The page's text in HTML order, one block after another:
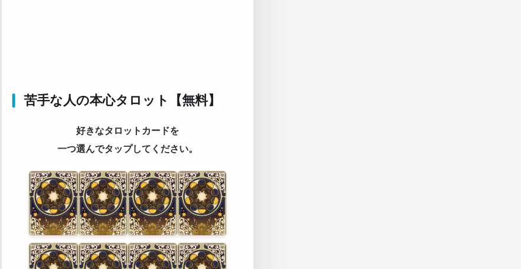
苦手な人の本心タロット【無料】
好きなタロットカードを
一つ選んでタップしてください。